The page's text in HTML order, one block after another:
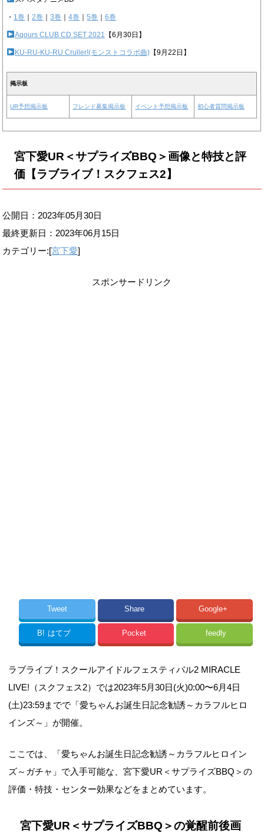
・ 1巻 ｜2巻 ｜3巻 ｜4巻 ｜5巻 ｜6巻
Aqours CLUB CD SET 2021 【6月30日】
KU-RU-KU-RU Cruller!(モンストコラボ曲) 【9月22日】
掲示板
UR予想掲示板 フレンド募集掲示板 イベント予想掲示板 初心者質問掲示板
宮下愛UR＜サプライズBBQ＞画像と特技と評
価【ラブライブ！スクフェス2】
公開日：2023年05月30日
最終更新日： 2023年06月15日
カテゴリー:[宮下愛]
スポンサードリンク
Tweet Share Google+
B! はてブ Pocket feedly
ラブライブ！スクールアイドルフェスティバル2 MIRACLE
LIVE!（スクフェス2）では2023年5月30日(火)0:00〜6月4日
(土)23:59までで「愛ちゃんお誕生日記念勧誘～カラフルヒロ
インズ～」が開催。
ここでは、「愛ちゃんお誕生日記念勧誘～カラフルヒロイン
ズ～ガチャ」で入手可能な、宮下愛UR＜サプライズBBQ＞の
評価・特技・センター効果などをまとめています。
宮下愛UR＜サプライズBBQ＞の覚醒前後画